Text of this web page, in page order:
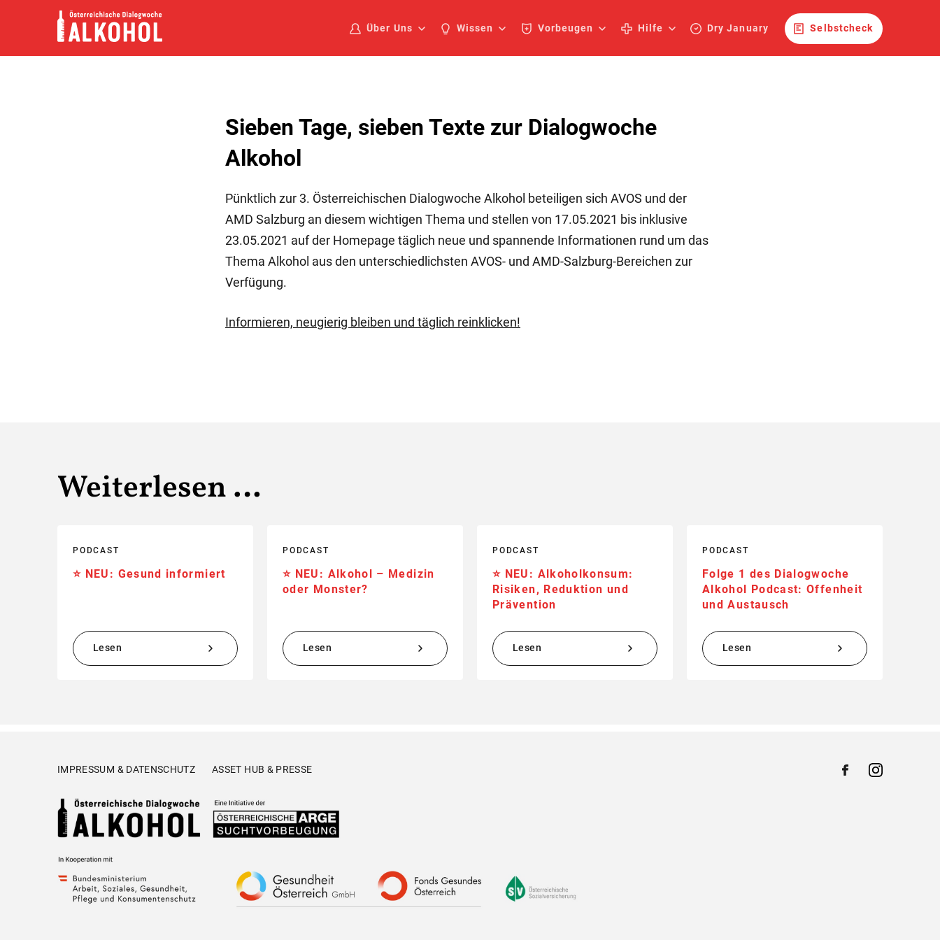
Über Uns Wissen Vorbeugen Hilfe Dry January Selbstcheck
Sieben Tage, sieben Texte zur Dialogwoche
Alkohol
Pünktlich zur 3. Österreichischen Dialogwoche Alkohol beteiligen sich AVOS und der
AMD Salzburg an diesem wichtigen Thema und stellen von 17.05.2021 bis inklusive
23.05.2021 auf der Homepage täglich neue und spannende Informationen rund um das
Thema Alkohol aus den unterschiedlichsten AVOS- und AMD-Salzburg-Bereichen zur
Verfügung.
Informieren, neugierig bleiben und täglich reinklicken!
Weiterlesen …
PODCAST
⭐️ NEU: Gesund informiert
Lesen
PODCAST
⭐️ NEU: Alkohol – Medizin
oder Monster?
Lesen
PODCAST
⭐️ NEU: Alkoholkonsum:
Risiken, Reduktion und
Prävention
Lesen
PODCAST
Folge 1 des Dialogwoche
Alkohol Podcast: Offenheit
und Austausch
Lesen
IMPRESSUM & DATENSCHUTZ ASSET HUB & PRESSE